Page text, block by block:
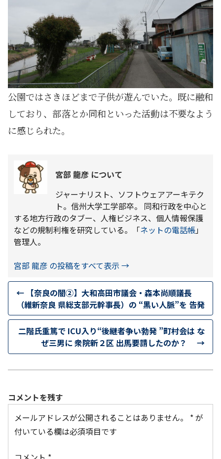
公園ではさきほどまで子供が遊んでいた。既に融和
しており、部落とか同和といった活動は不要なよう
に感じられた。
宮部 龍彦 について
ジャーナリスト、ソフトウェアアーキテク
ト。信州大学工学部卒。 同和行政を中心と
する地方行政のタブー、人権ビジネス、個人情報保護
などの規制利権を研究している。「ネットの電話帳」
管理人。
宮部 龍彦 の投稿をすべて表示 →
← 【奈良の闇②】大和高田市議会・森本尚順議長
（維新奈良 県総支部元幹事長）の “黒い人脈”を 告発
二階氏重篤で ICU入り“後継者争い勃発 ”町村会は な
ぜ三男に 衆院新２区 出馬要請したのか？ →
コメントを残す
メールアドレスが公開されることはありません。
*が
付いている欄は必須項目です